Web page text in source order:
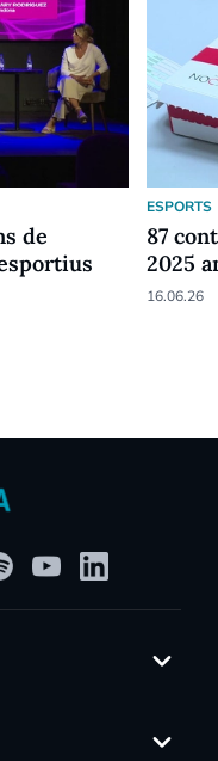
de
ESPORTS
87
2025
16.06.26